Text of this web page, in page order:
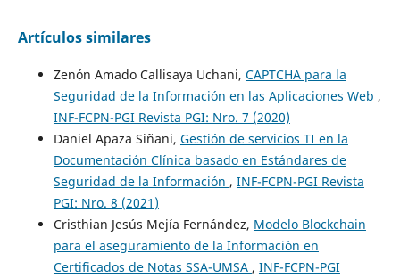
Artículos similares
Zenón Amado Callisaya Uchani, CAPTCHA para la
Seguridad de la Información en las Aplicaciones Web ,
INF-FCPN-PGI Revista PGI: Nro. 7 (2020)
Daniel Apaza Siñani, Gestión de servicios TI en la
Documentación Clínica basado en Estándares de
Seguridad de la Información , INF-FCPN-PGI Revista
PGI: Nro. 8 (2021)
Cristhian Jesús Mejía Fernández, Modelo Blockchain
para el aseguramiento de la Información en
Certificados de Notas SSA-UMSA , INF-FCPN-PGI